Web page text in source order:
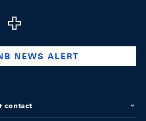
company/swiss-national-
www.youtube.com/@swissnationalbank
NEWS ALERT
contact